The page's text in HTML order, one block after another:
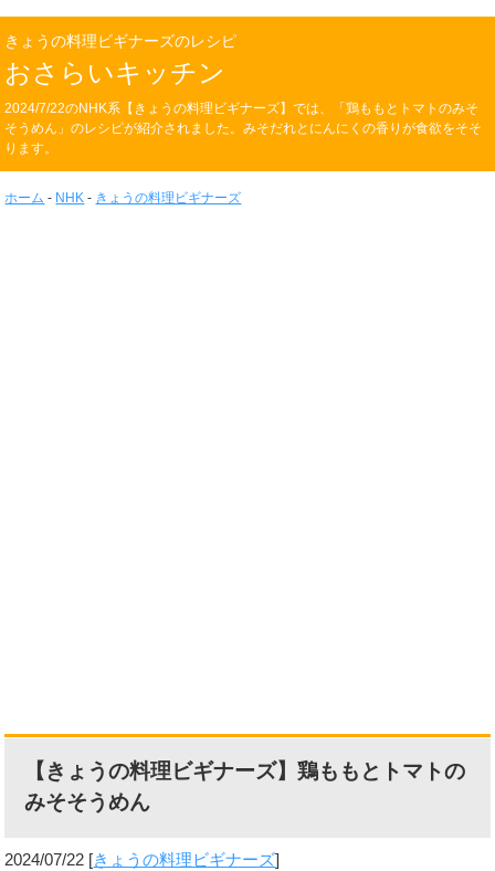
きょうの料理ビギナーズのレシピ
おさらいキッチン
2024/7/22のNHK系【きょうの料理ビギナーズ】では、「鶏ももとトマトのみそ
そうめん」のレシピが紹介されました。みそだれとにんにくの香りが食欲をそそ
ります。
ホーム - NHK - きょうの料理ビギナーズ
【きょうの料理ビギナーズ】鶏ももとトマトの
みそそうめん
2024/07/22 [きょうの料理ビギナーズ]